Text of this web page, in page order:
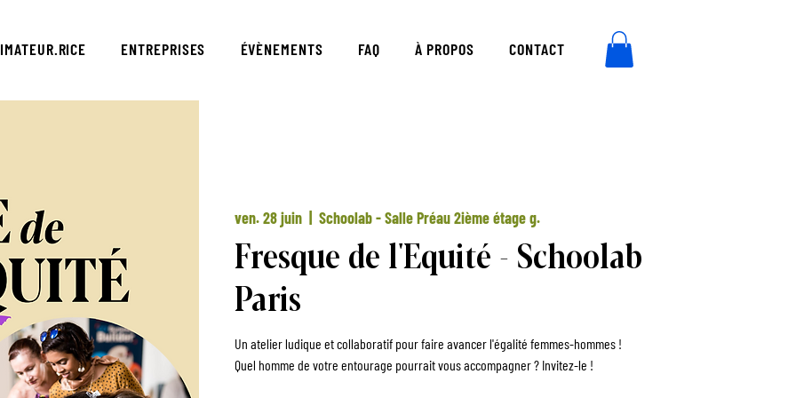
ENTREPRISES ÉVÈNEMENTS FAQ À PROPOS CONTACT
ven. 28 juin Schoolab - Salle Préau 2ième étage g.
Fresque de l'Equité - Schoolab
Paris
Un atelier ludique et collaboratif pour faire avancer l'égalité femmes-hommes !